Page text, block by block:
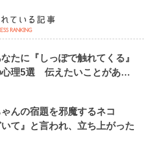
たに『しっぽで触れてくる』
心理5選 伝えたいことがあ…
んの宿題を邪魔するネコ
て』と言われ、立ち上がった